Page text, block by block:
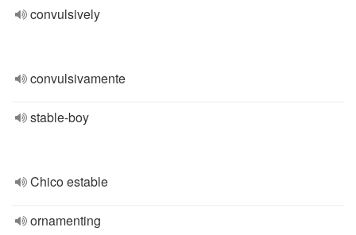
convulsively
convulsivamente
stable-boy
Chico estable
ornamenting